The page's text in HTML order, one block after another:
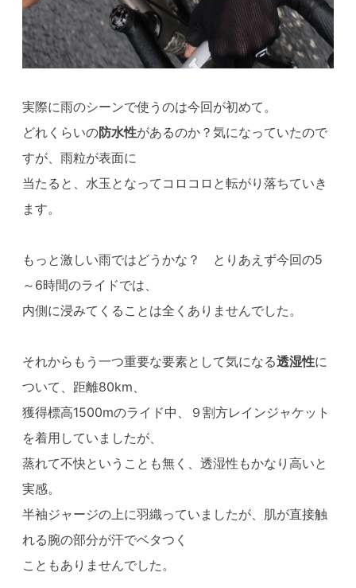
実際に雨のシーンで使うのは今回が初めて。
どれくらいの防水性があるのか？気になっていたので
すが、雨粒が表面に
当たると、水玉となってコロコロと転がり落ちていき
ます。
もっと激しい雨ではどうかな？ とりあえず今回の5
～6時間のライドでは、
内側に浸みてくることは全くありませんでした。
それからもう一つ重要な要素として気になる透湿性に
ついて、距離80km、
獲得標高1500mのライド中、９割方レインジャケット
を着用していましたが、
蒸れて不快ということも無く、透湿性もかなり高いと
実感。
半袖ジャージの上に羽織っていましたが、肌が直接触
れる腕の部分が汗でベタつく
こともありませんでした。